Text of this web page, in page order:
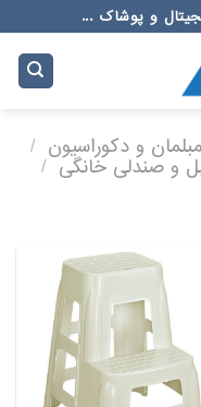
و پوشاک ...
مبلمان و دکوراسیون /
و صندلی خانگی /